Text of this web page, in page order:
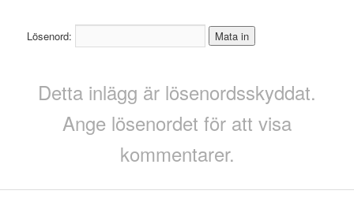
Lösenord:
Detta inlägg är lösenordsskyddat.
Ange lösenordet för att visa
kommentarer.